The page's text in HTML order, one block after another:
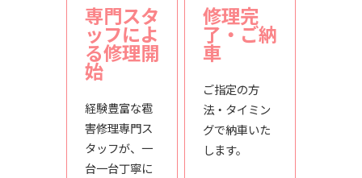
専門スタ
ッフによ
る修理開
始
経験豊富な雹
害修理専門ス
タッフが、一
台一台丁寧に
修理完
了・ご納
車
ご指定の方
法・タイミン
グで納車いた
します。